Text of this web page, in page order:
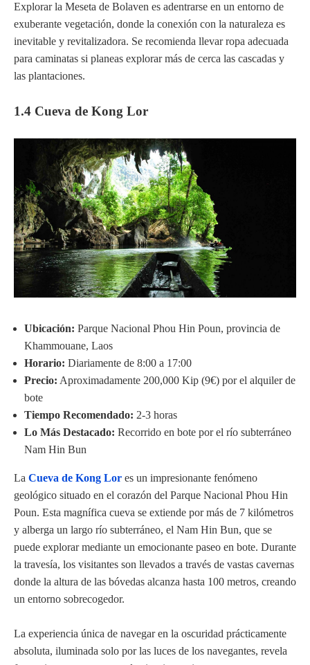
Explorar la Meseta de Bolaven es adentrarse en un entorno de
exuberante vegetación, donde la conexión con la naturaleza es
inevitable y revitalizadora. Se recomienda llevar ropa adecuada
para caminatas si planeas explorar más de cerca las cascadas y
las plantaciones.
1.4 Cueva de Kong Lor
Ubicación: Parque Nacional Phou Hin Poun, provincia de
Khammouane, Laos
Horario: Diariamente de 8:00 a 17:00
Precio: Aproximadamente 200,000 Kip (9€) por el alquiler de
bote
Tiempo Recomendado: 2-3 horas
Lo Más Destacado: Recorrido en bote por el río subterráneo
Nam Hin Bun
La Cueva de Kong Lor es un impresionante fenómeno
geológico situado en el corazón del Parque Nacional Phou Hin
Poun. Esta magnífica cueva se extiende por más de 7 kilómetros
y alberga un largo río subterráneo, el Nam Hin Bun, que se
puede explorar mediante un emocionante paseo en bote. Durante
la travesía, los visitantes son llevados a través de vastas cavernas
donde la altura de las bóvedas alcanza hasta 100 metros, creando
un entorno sobrecogedor.
La experiencia única de navegar en la oscuridad prácticamente
absoluta, iluminada solo por las luces de los navegantes, revela